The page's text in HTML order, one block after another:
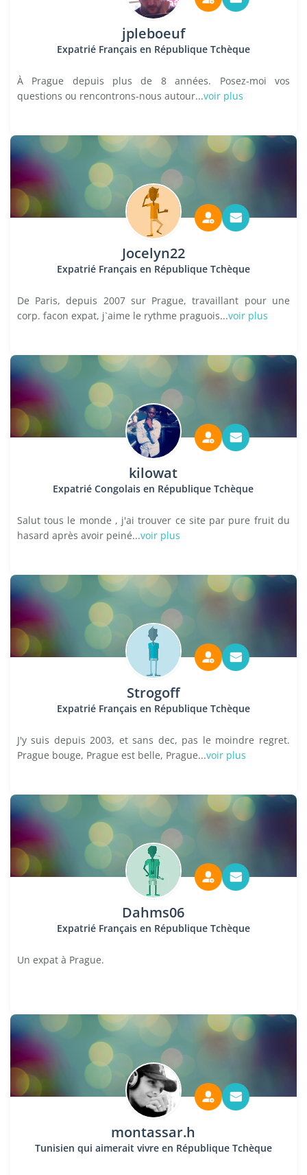
jpleboeuf
Expatrié Français en République Tchèque
À Prague depuis plus de 8 années. Posez-moi vos
questions ou rencontrons-nous autour...voir plus
Jocelyn22
Expatrié Français en République Tchèque
De Paris, depuis 2007 sur Prague, travaillant pour une
corp. facon expat, j`aime le rythme praguois...voir plus
kilowat
Expatrié Congolais en République Tchèque
Salut tous le monde , j'ai trouver ce site par pure fruit du
hasard après avoir peiné...voir plus
Strogoff
Expatrié Français en République Tchèque
J'y suis depuis 2003, et sans dec, pas le moindre regret.
Prague bouge, Prague est belle, Prague...voir plus
Dahms06
Expatrié Français en République Tchèque
Un expat à Prague.
montassar.h
Tunisien qui aimerait vivre en République Tchèque